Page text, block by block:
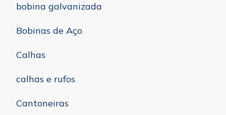
bobina galvanizada
Bobinas de Aço
Calhas
calhas e rufos
Cantoneiras